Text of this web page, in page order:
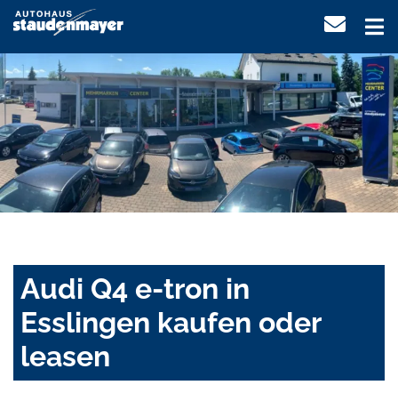
Audi Q4 e-tron in
Esslingen kaufen oder
leasen